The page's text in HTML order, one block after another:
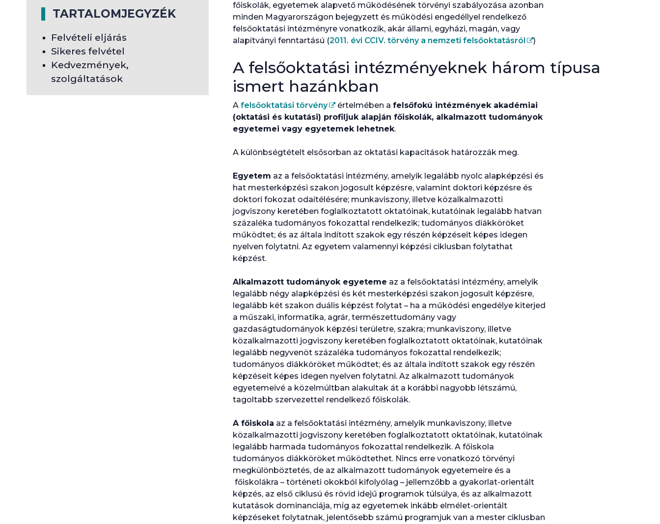
TARTALOMJEGYZÉK
Felvételi eljárás
Sikeres felvétel
Kedvezmények,
szolgáltatások
főiskolák, egyetemek alapvető működésének törvényi szabályozása azonban
minden Magyarországon bejegyzett és működési engedéllyel rendelkező
felsőoktatási intézményre vonatkozik, akár állami, egyházi, magán, vagy
alapítványi fenntartású (2011. évi CCIV. törvény a nemzeti felsőoktatásról )
A felsőoktatási intézményeknek három típusa
ismert hazánkban
Afelsőoktatási törvény értelmében afelsőfokú intézmények akadémiai
(oktatási és kutatási) profiljuk alapján főiskolák, alkalmazott tudományok
egyetemei vagy egyetemek lehetnek.
A különbségtételt elsősorban az oktatási kapacitások határozzák meg.
Egyetem az a felsőoktatási intézmény, amelyik legalább nyolc alapképzési és
hat mesterképzési szakon jogosult képzésre, valamint doktori képzésre és
doktori fokozat odaítélésére; munkaviszony, illetve közalkalmazotti
jogviszony keretében foglalkoztatott oktatóinak, kutatóinak legalább hatvan
százaléka tudományos fokozattal rendelkezik; tudományos diákköröket
működtet; és az általa indított szakok egy részén képzéseit képes idegen
nyelven folytatni. Az egyetem valamennyi képzési ciklusban folytathat
képzést.
Alkalmazott tudományok egyeteme az a felsőoktatási intézmény, amelyik
legalább négy alapképzési és két mesterképzési szakon jogosult képzésre,
legalább két szakon duális képzést folytat – ha a működési engedélye kiterjed
a műszaki, informatika, agrár, természettudomány vagy
gazdaságtudományok képzési területre, szakra; munkaviszony, illetve
közalkalmazotti jogviszony keretében foglalkoztatott oktatóinak, kutatóinak
legalább negyvenöt százaléka tudományos fokozattal rendelkezik;
tudományos diákköröket működtet; és az általa indított szakok egy részén
képzéseit képes idegen nyelven folytatni. Az alkalmazott tudományok
egyetemeivé a közelmúltban alakultak át a korábbi nagyobb létszámú,
tagoltabb szervezettel rendelkező főiskolák.
A főiskola az a felsőoktatási intézmény, amelyik munkaviszony, illetve
közalkalmazotti jogviszony keretében foglalkoztatott oktatóinak, kutatóinak
legalább harmada tudományos fokozattal rendelkezik. A főiskola
tudományos diákköröket működtethet. Nincs erre vonatkozó törvényi
megkülönböztetés, de az alkalmazott tudományok egyetemeire és a
főiskolákra – történeti okokból kifolyólag – jellemzőbb a gyakorlat-orientált
képzés, az első ciklusú és rövid idejű programok túlsúlya, és az alkalmazott
kutatások dominanciája, míg az egyetemek inkább elmélet-orientált
képzéseket folytatnak, jelentősebb számú programjuk van a mester ciklusban